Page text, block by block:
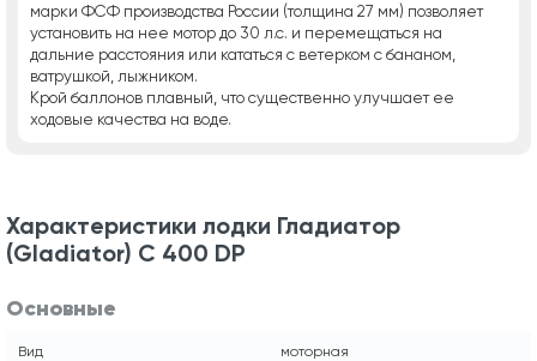
марки ФСФ производства России (толщина 27 мм) позволяет
установить на нее мотор до 30 л.с. и перемещаться на
дальние расстояния или кататься с ветерком с бананом,
ватрушкой, лыжником.
Крой баллонов плавный, что существенно улучшает ее
ходовые качества на воде.
Характеристики лодки Гладиатор
(Gladiator) С 400 DP
Основные
Вид моторная